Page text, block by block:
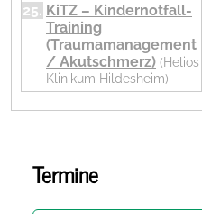
25. KiTZ – Kindernotfall-
Training
(Traumamanagement
/ Akutschmerz) (Helios
Klinikum Hildesheim)
Termine